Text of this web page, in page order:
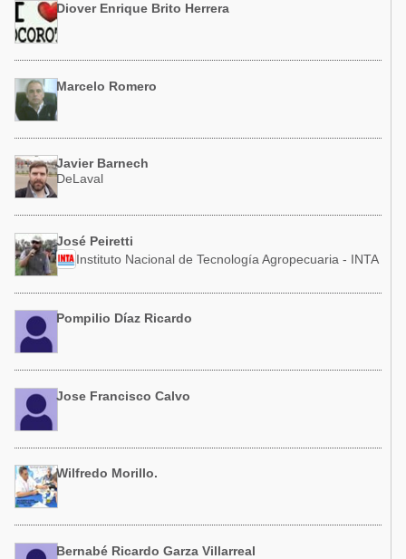
Diover Enrique Brito Herrera
Marcelo Romero
Javier Barnech
DeLaval
José Peiretti
Instituto Nacional de Tecnología Agropecuaria - INTA
Pompilio Díaz Ricardo
Jose Francisco Calvo
Wilfredo Morillo.
Bernabé Ricardo Garza Villarreal